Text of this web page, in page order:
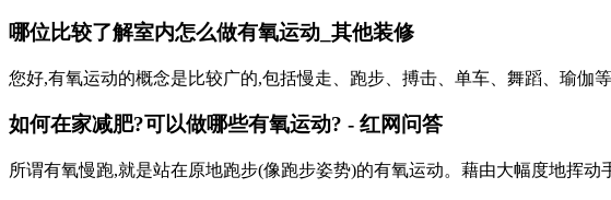
哪位比较了解室内怎么做有氧运动_其他装修
您好,有氧运动的概念是比较广的,包括慢走、跑步、搏击、单车、舞蹈、瑜伽
如何在家减肥?可以做哪些有氧运动? - 红网问答
所谓有氧慢跑,就是站在原地跑步(像跑步姿势)的有氧运动。藉由大幅度地挥